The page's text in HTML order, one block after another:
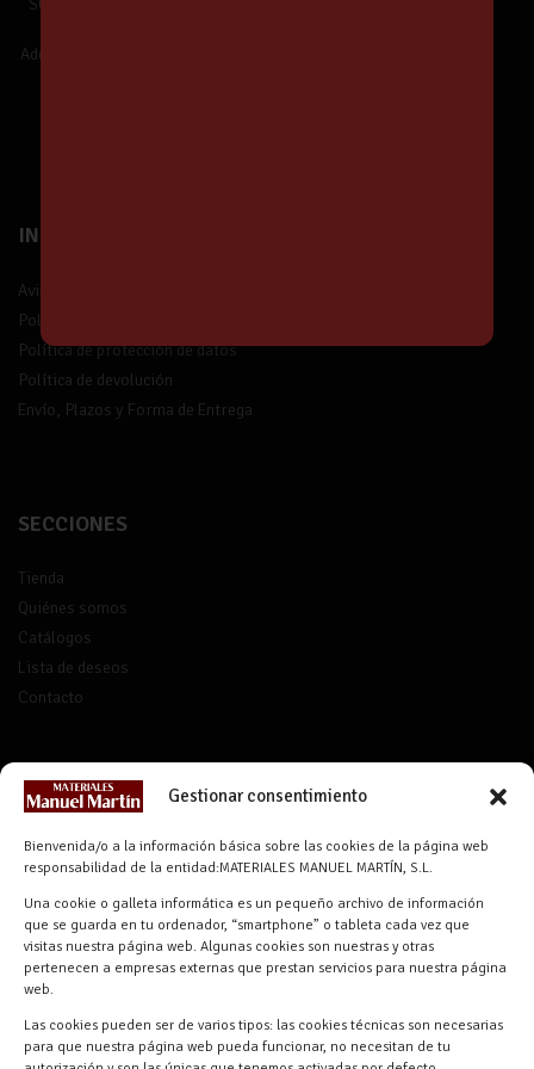
Gestionar consentimiento
Bienvenida/o a la información básica sobre las cookies de la página web
responsabilidad de la entidad:MATERIALES MANUEL MARTÍN, S.L.
Una cookie o galleta informática es un pequeño archivo de información
que se guarda en tu ordenador, “smartphone” o tableta cada vez que
visitas nuestra página web. Algunas cookies son nuestras y otras
pertenecen a empresas externas que prestan servicios para nuestra página
web.
Las cookies pueden ser de varios tipos: las cookies técnicas son necesarias
para que nuestra página web pueda funcionar, no necesitan de tu
SUSCRÍBETE y estarás informado de
Además,
INFORMACIÓN
Aviso legal
Política de privacidad
Política de protección de datos
Política de devolución
Envío, Plazos y Forma de Entrega
SECCIONES
Tienda
Quiénes somos
Catálogos
Lista de deseos
Contacto
CONTACTO
info@materialesmanuelmartin.com
921 57 52 29
618 59 79 72 (Solo WhatsApp)
Materiales Manuel Martín Ctra.
Turégano-Navas de Oro, 47, 40280
Navalmanzano, Segovia, ESPAÑA